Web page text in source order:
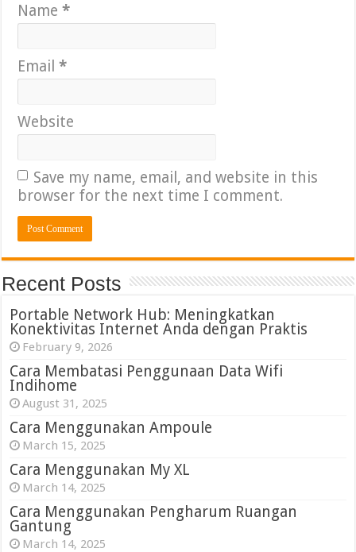
Name*
Email*
Website
Save my name, email, and website in this
browser for the next time I comment.
Recent Posts
Portable Network Hub: Meningkatkan
Konektivitas Internet Anda dengan Praktis
February 9, 2026
Cara Membatasi Penggunaan Data Wifi
Indihome
August 31, 2025
Cara Menggunakan Ampoule
March 15, 2025
Cara Menggunakan My XL
March 14, 2025
Cara Menggunakan Pengharum Ruangan
Gantung
March 14, 2025